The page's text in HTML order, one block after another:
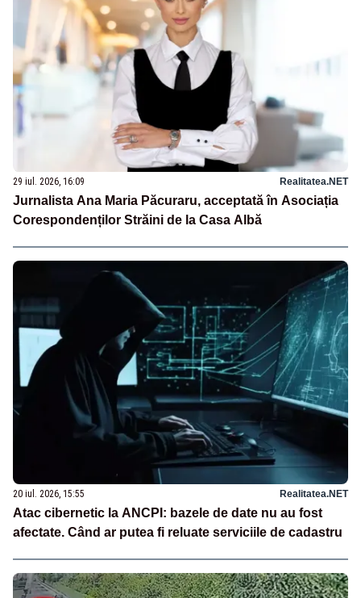
29 iul. 2026, 16:09 Realitatea.NET
Jurnalista Ana Maria Păcuraru, acceptată în Asociația
Corespondenților Străini de la Casa Albă
20 iul. 2026, 15:55 Realitatea.NET
Atac cibernetic la ANCPI: bazele de date nu au fost
afectate. Când ar putea fi reluate serviciile de cadastru